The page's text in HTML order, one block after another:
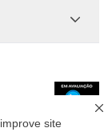
site